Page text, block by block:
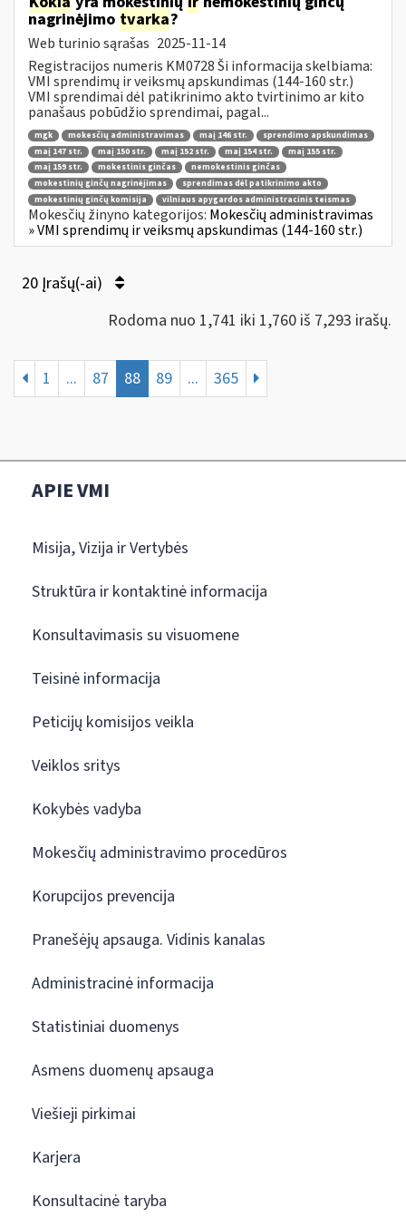
nagrinėjimo tvarka?
Web turinio sąrašas 2025-11-14
Registracijos numeris KM0728 Ši informacija skelbiama:
VMI sprendimų ir veiksmų apskundimas (144-160 str.)
VMI sprendimai dėl patikrinimo akto tvirtinimo ar kito
panašaus pobūdžio sprendimai, pagal...
mgk mokesčių administravimas maį 146 str.
sprendimo apskundimas
maį 147 str.
maį 150 str. maį 152 str. maį 154 str.
maį 155 str.
maį 159 str.
mokestinis ginčas
nemokestinis ginčas
mokestinių ginčų nagrinėjimas
sprendimas dėl patikrinimo akto
mokestinių ginčų komisija
vilniaus apygardos administracinis teismas
Mokesčių žinyno kategorijos: Mokesčių administravimas
» VMI sprendimų ir veiksmų apskundimas (144-160 str.)
20 Įrašų(-ai)
Rodoma nuo 1,741 iki 1,760 iš 7,293 irašų.
1 ... 87 88 89 ... 365
APIE VMI
Misija, Vizija ir Vertybės
Struktūra ir kontaktinė informacija
Konsultavimasis su visuomene
Teisinė informacija
Peticijų komisijos veikla
Veiklos sritys
Kokybės vadyba
Mokesčių administravimo procedūros
Korupcijos prevencija
Pranešėjų apsauga. Vidinis kanalas
Administracinė informacija
Statistiniai duomenys
Asmens duomenų apsauga
Viešieji pirkimai
Karjera
Konsultacinė taryba